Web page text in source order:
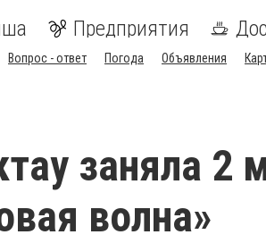
Предприятия
Вопрос - ответ Погода Объявления
заняла 2
волна»